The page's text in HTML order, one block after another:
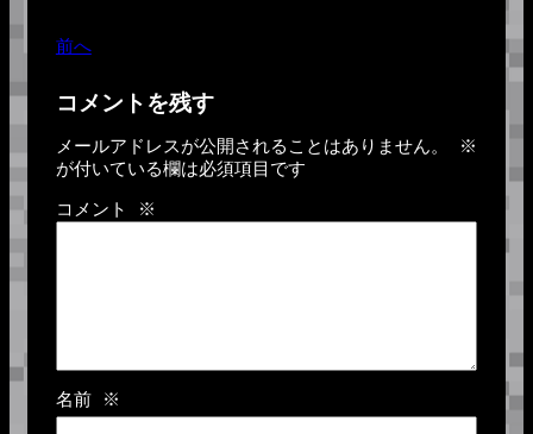
前へ
コメントを残す
メールアドレスが公開されることはありません。
※
が付いている欄は必須項目です
コメント
※
名前 ※